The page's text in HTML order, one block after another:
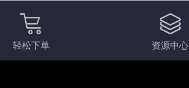
轻松下单 资源中心